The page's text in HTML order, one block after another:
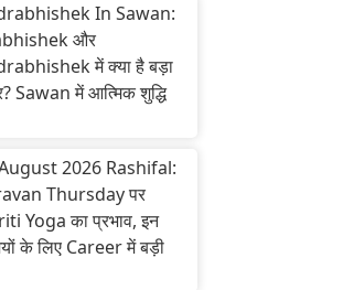
In Sawan:
और
में क्या है बड़ा
Sawan में आत्मिक शुद्धि
2026 Rashifal:
Thursday पर
Yoga का प्रभाव, इन
के लिए Career में बड़ी